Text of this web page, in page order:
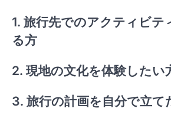
1. 旅行先でのアクティビテ
る方
2. 現地の文化を体験したい
3. 旅行の計画を自分で立て